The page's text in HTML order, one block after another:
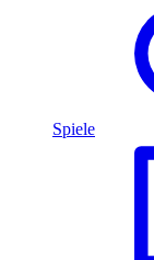
Spiele